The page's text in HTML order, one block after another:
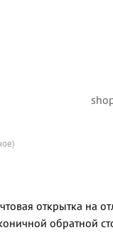
открытка на
обратной